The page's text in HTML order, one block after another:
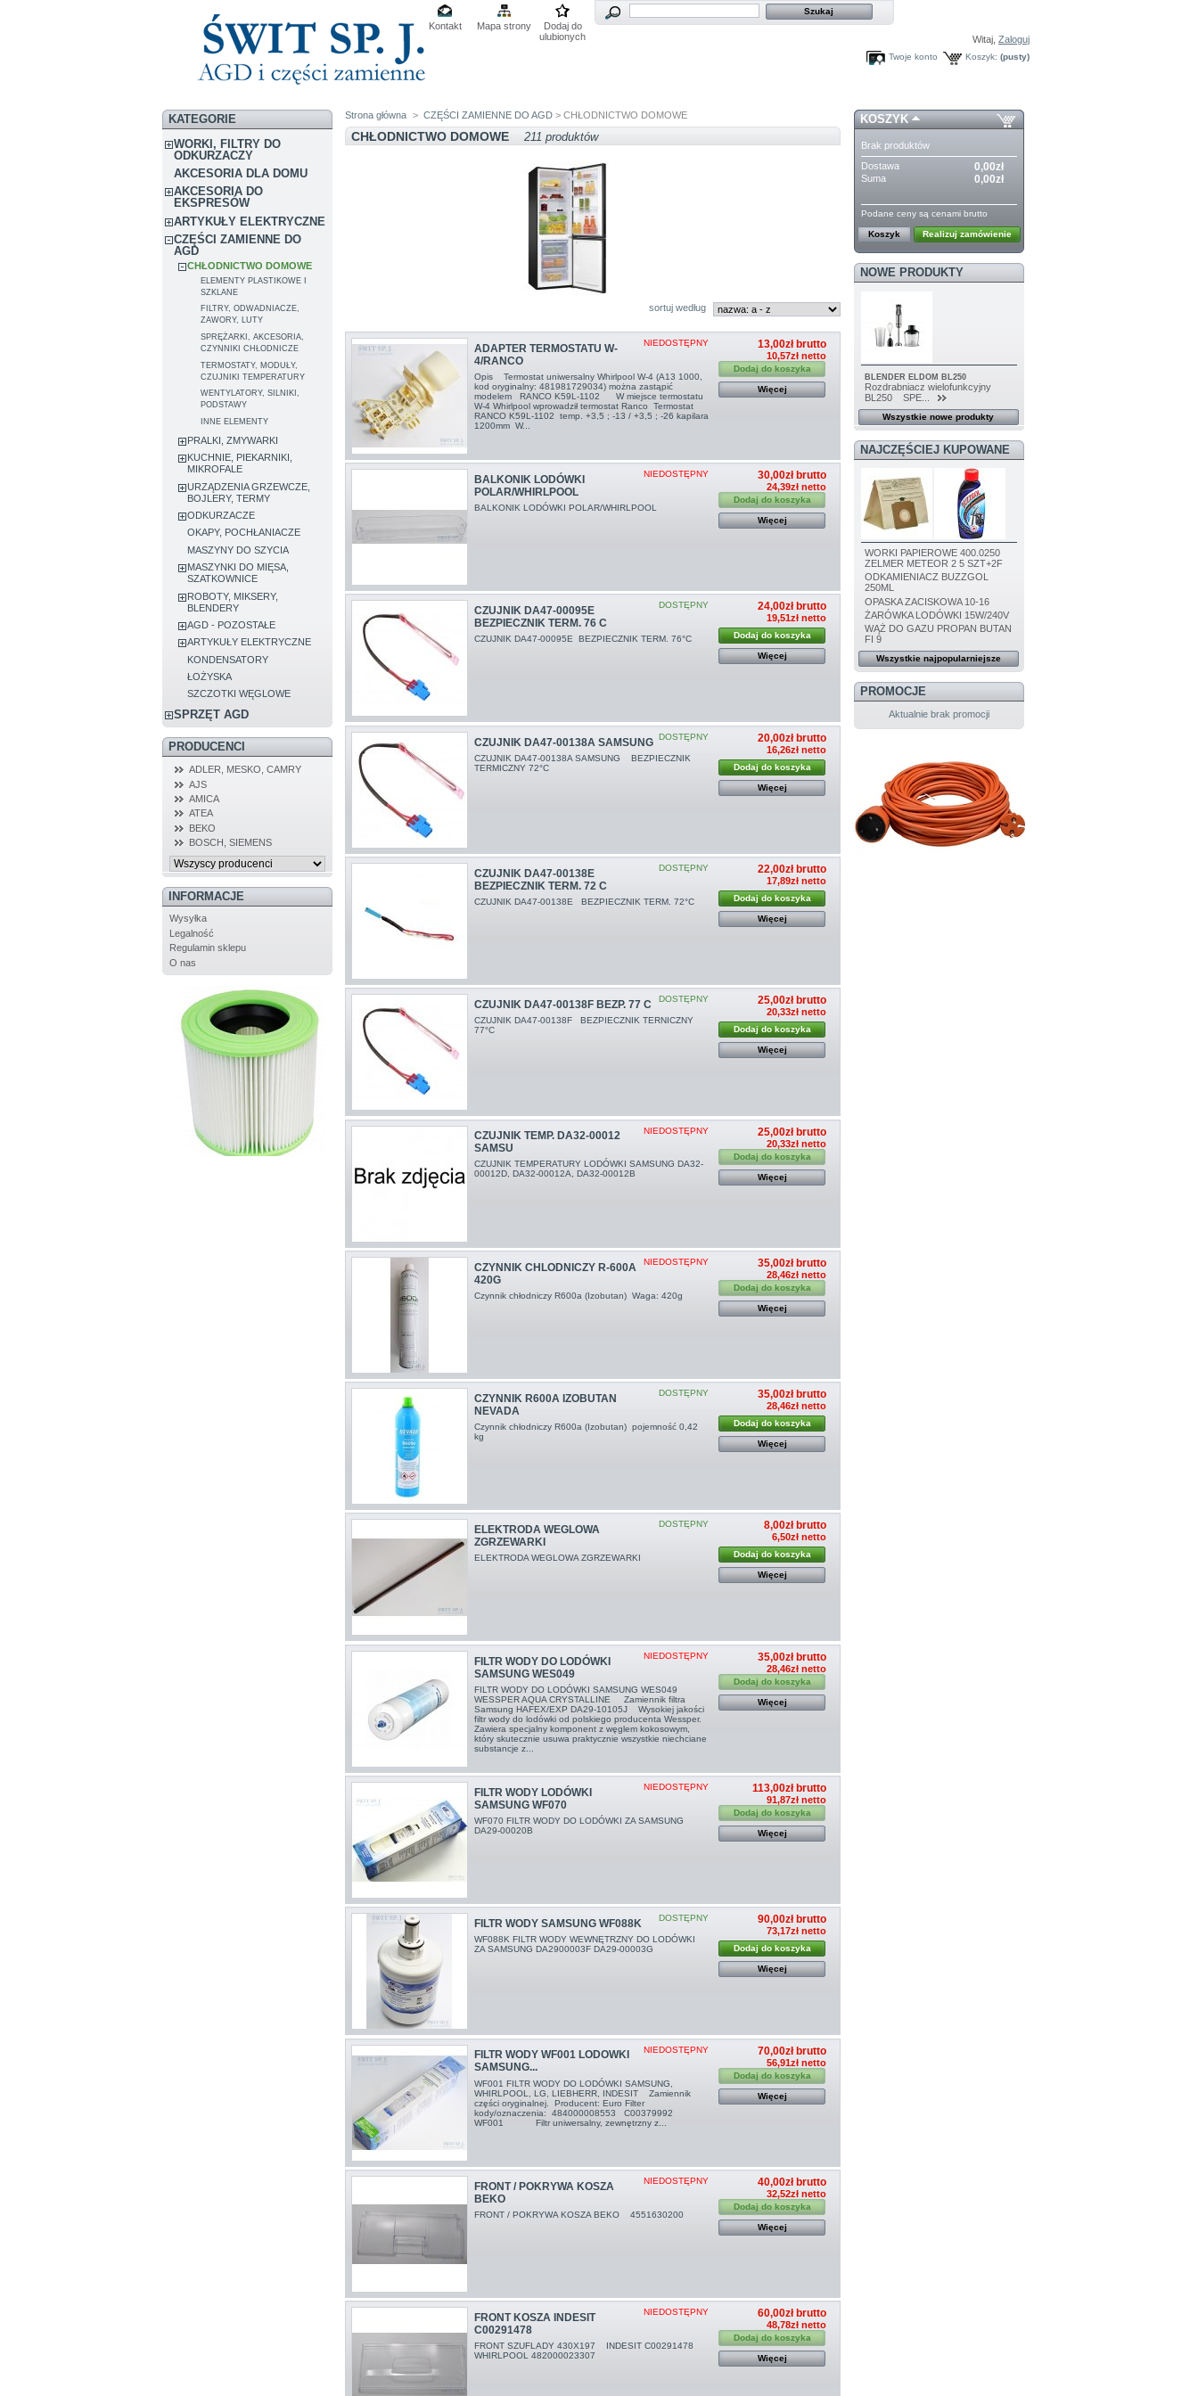
Kontakt Mapa strony
Dodaj do
ulubionych
Witaj,Zaloguj
Koszyk: (pusty)
Twoje konto
KATEGORIE
WORKI, FILTRY DO
ODKURZACZY
AKCESORIA DLA DOMU
AKCESORIA DO
EKSPRESÓW
ARTYKUŁY ELEKTRYCZNE
CZĘŚCI ZAMIENNE DO
AGD
CHŁODNICTWO DOMOWE
ELEMENTY PLASTIKOWE I
SZKLANE
FILTRY, ODWADNIACZE,
ZAWORY, LUTY
SPRĘŻARKI, AKCESORIA,
CZYNNIKI CHŁODNICZE
TERMOSTATY, MODUŁY,
CZUJNIKI TEMPERATURY
WENTYLATORY, SILNIKI,
PODSTAWY
INNE ELEMENTY
PRALKI, ZMYWARKI
KUCHNIE, PIEKARNIKI,
MIKROFALE
URZĄDZENIA GRZEWCZE,
BOJLERY, TERMY
ODKURZACZE
OKAPY, POCHŁANIACZE
MASZYNY DO SZYCIA
MASZYNKI DO MIĘSA,
SZATKOWNICE
ROBOTY, MIKSERY,
BLENDERY
AGD - POZOSTAŁE
ARTYKUŁY ELEKTRYCZNE
KONDENSATORY
ŁOŻYSKA
SZCZOTKI WĘGLOWE
SPRZĘT AGD
PRODUCENCI
ADLER, MESKO, CAMRY
AJS
AMICA
ATEA
BEKO
BOSCH, SIEMENS
INFORMACJE
Wysyłka
Legalność
Regulamin sklepu
O nas
Strona główna > CZĘŚCI ZAMIENNE DO AGD > CHŁODNICTWO DOMOWE
CHŁODNICTWO DOMOWE 211 produktów
sortuj według
NIEDOSTĘPNY
ADAPTER TERMOSTATU W-
4/RANCO
Opis Termostat uniwersalny Whirlpool W-4 (A13 1000,
kod oryginalny: 481981729034) można zastąpić
modelem RANCO K59L-1102 W miejsce termostatu
W-4 Whirlpool wprowadził termostat Ranco Termostat
RANCO K59L-1102 temp. +3,5 ; -13 / +3,5 ; -26 kapilara
1200mm W...
13,00zł brutto
10,57zł netto
Dodaj do koszyka
Więcej
NIEDOSTĘPNY
BALKONIK LODÓWKI
POLAR/WHIRLPOOL
BALKONIK LODÓWKI POLAR/WHIRLPOOL
30,00zł brutto
24,39zł netto
Dodaj do koszyka
Więcej
DOSTĘPNY
CZUJNIK DA47-00095E
BEZPIECZNIK TERM. 76 C
CZUJNIK DA47-00095E BEZPIECZNIK TERM. 76°C
24,00zł brutto
19,51zł netto
Dodaj do koszyka
Więcej
DOSTĘPNY
CZUJNIK DA47-00138A SAMSUNG
CZUJNIK DA47-00138A SAMSUNG BEZPIECZNIK
TERMICZNY 72°C
20,00zł brutto
16,26zł netto
Dodaj do koszyka
Więcej
DOSTĘPNY
CZUJNIK DA47-00138E
BEZPIECZNIK TERM. 72 C
CZUJNIK DA47-00138E BEZPIECZNIK TERM. 72°C
22,00zł brutto
17,89zł netto
Dodaj do koszyka
Więcej
DOSTĘPNY
CZUJNIK DA47-00138F BEZP. 77 C
CZUJNIK DA47-00138F BEZPIECZNIK TERNICZNY
77°C
25,00zł brutto
20,33zł netto
Dodaj do koszyka
Więcej
NIEDOSTĘPNY
CZUJNIK TEMP. DA32-00012
SAMSU
CZUJNIK TEMPERATURY LODÓWKI SAMSUNG DA32-
00012D, DA32-00012A, DA32-00012B
25,00zł brutto
20,33zł netto
Dodaj do koszyka
Więcej
NIEDOSTĘPNY
CZYNNIK CHLODNICZY R-600A
420G
Czynnik chłodniczy R600a (Izobutan) Waga: 420g
35,00zł brutto
28,46zł netto
Dodaj do koszyka
Więcej
DOSTĘPNY
CZYNNIK R600A IZOBUTAN
NEVADA
Czynnik chłodniczy R600a (Izobutan) pojemność 0,42
kg
35,00zł brutto
28,46zł netto
Dodaj do koszyka
Więcej
DOSTĘPNY
ELEKTRODA WEGLOWA
ZGRZEWARKI
ELEKTRODA WEGLOWA ZGRZEWARKI
8,00zł brutto
6,50zł netto
Dodaj do koszyka
Więcej
NIEDOSTĘPNY
FILTR WODY DO LODÓWKI
SAMSUNG WES049
FILTR WODY DO LODÓWKI SAMSUNG WES049
WESSPER AQUA CRYSTALLINE Zamiennik filtra
Samsung HAFEX/EXP DA29-10105J Wysokiej jakości
filtr wody do lodówki od polskiego producenta Wessper.
Zawiera specjalny komponent z węglem kokosowym,
który skutecznie usuwa praktycznie wszystkie niechciane
substancje z...
35,00zł brutto
28,46zł netto
Dodaj do koszyka
Więcej
NIEDOSTĘPNY
FILTR WODY LODÓWKI
SAMSUNG WF070
WF070 FILTR WODY DO LODÓWKI ZA SAMSUNG
DA29-00020B
113,00zł brutto
91,87zł netto
Dodaj do koszyka
Więcej
DOSTĘPNY
FILTR WODY SAMSUNG WF088K
WF088K FILTR WODY WEWNĘTRZNY DO LODÓWKI
ZA SAMSUNG DA2900003F DA29-00003G
90,00zł brutto
73,17zł netto
Dodaj do koszyka
Więcej
NIEDOSTĘPNY
FILTR WODY WF001 LODOWKI
SAMSUNG...
WF001 FILTR WODY DO LODÓWKI SAMSUNG,
WHIRLPOOL, LG, LIEBHERR, INDESIT Zamiennik
części oryginalnej. Producent: Euro Filter
kody/oznaczenia: 484000008553 C00379992
WF001 Filtr uniwersalny, zewnętrzny z...
70,00zł brutto
56,91zł netto
Dodaj do koszyka
Więcej
NIEDOSTĘPNY
FRONT / POKRYWA KOSZA
BEKO
FRONT / POKRYWA KOSZA BEKO 4551630200
40,00zł brutto
32,52zł netto
Dodaj do koszyka
Więcej
NIEDOSTĘPNY
FRONT KOSZA INDESIT
C00291478
FRONT SZUFLADY 430X197 INDESIT C00291478
WHIRLPOOL 482000023307
60,00zł brutto
48,78zł netto
Dodaj do koszyka
Więcej
KOSZYK
Brak produktów
Dostawa
0,00zł
Suma 0,00zł
Podane ceny są cenami brutto
Koszyk Realizuj zamówienie
NOWE PRODUKTY
BLENDER ELDOM BL250
Rozdrabniacz wielofunkcyjny
BL250 SPE...
Wszystkie nowe produkty
NAJCZĘŚCIEJ KUPOWANE
WORKI PAPIEROWE 400.0250
ZELMER METEOR 2 5 SZT+2F
ODKAMIENIACZ BUZZGOL
250ML
OPASKA ZACISKOWA 10-16
ŻARÓWKA LODÓWKI 15W/240V
WĄŻ DO GAZU PROPAN BUTAN
FI 9
Wszystkie najpopularniejsze
PROMOCJE
Aktualnie brak promocji